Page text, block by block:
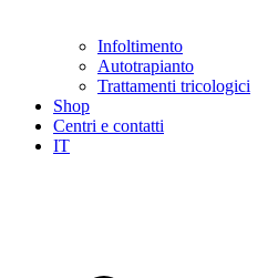
Infoltimento
Autotrapianto
Trattamenti tricologici
Shop
Centri e contatti
IT